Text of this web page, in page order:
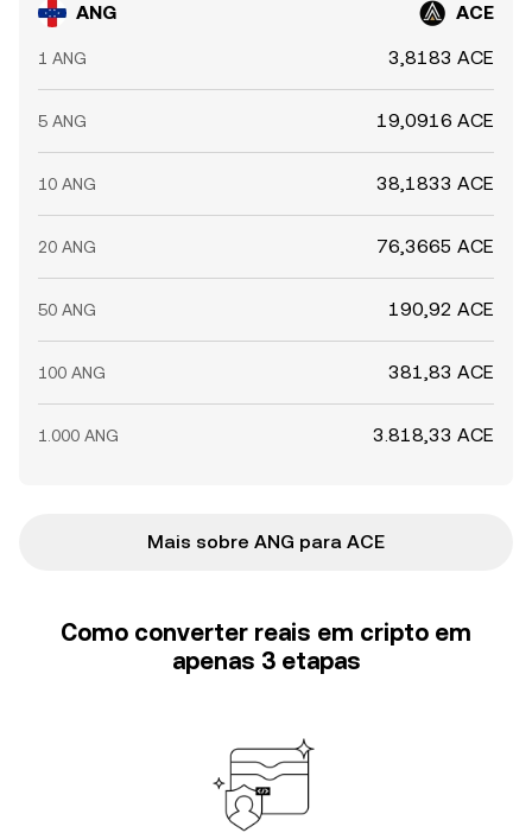
ANG ACE
1 ANG 3,8183 ACE
5 ANG 19,0916 ACE
10 ANG 38,1833 ACE
20 ANG 76,3665 ACE
50 ANG 190,92 ACE
100 ANG 381,83 ACE
1.000 ANG 3.818,33 ACE
Mais sobre ANG para ACE
Como converter reais em cripto em
apenas 3 etapas